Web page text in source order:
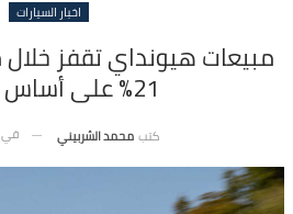
اخبار السيارات
21% على أساس سنوي
كتب محمد الشربيني في